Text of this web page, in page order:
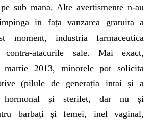
sub mana. Alte avertismente n-au
in fața vanzarea gratuita a
moment, industria farmaceutica
contra-atacurile sale. Mai exact,
martie 2013, minorele pot solicita
(pilule de generația intai și a
hormonal și sterilet, dar nu și
barbați și femei, inel vaginal,